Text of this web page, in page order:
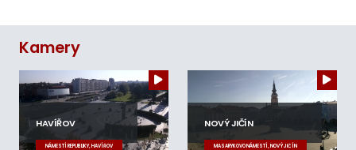
Kamery
HAVÍŘOV
NÁMĚSTÍ REPUBLIKY, HAVÍŘOV
NOVÝ JIČÍN
MASARYKOVO NÁMĚSTÍ, NOVÝ JIČÍN